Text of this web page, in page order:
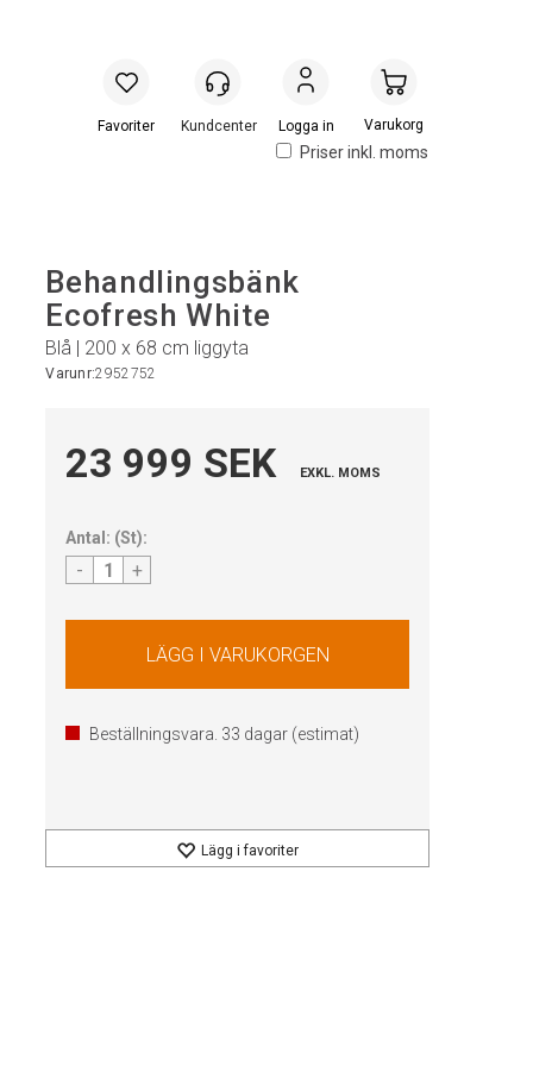
Priser inkl. moms
Logga in Handlevogn
Behandlingsbänk
Ecofresh White
Blå | 200 x 68 cm liggyta
Varunr:2952752
23 999 SEK EXKL. MOMS
Antal: (St):
- +
Beställningsvara. 33 dagar (estimat)
Lägg i favoriter